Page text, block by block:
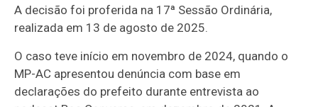
A decisão foi proferida na 17ª Sessão Ordinária,
realizada em 13 de agosto de 2025.
O caso teve início em novembro de 2024, quando o
MP-AC apresentou denúncia com base em
declarações do prefeito durante entrevista ao